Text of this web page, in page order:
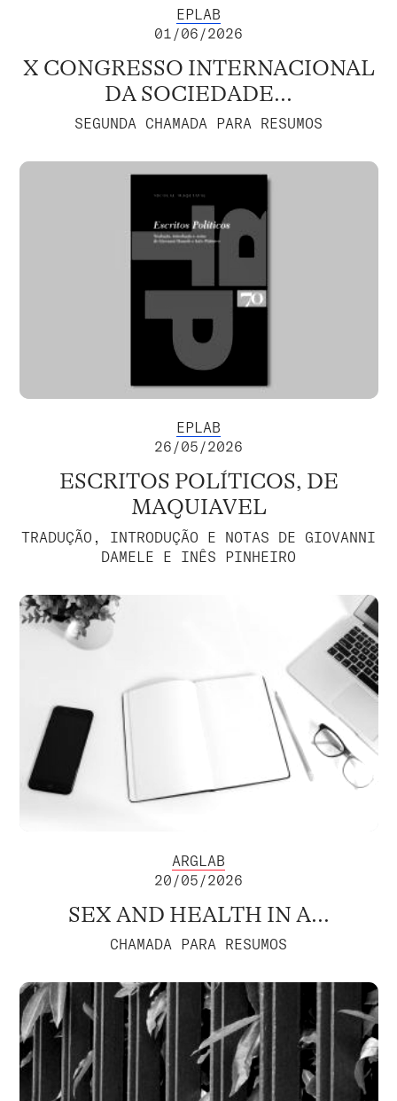
EPLAB
01/06/2026
X CONGRESSO INTERNACIONAL
DA SOCIEDADE...
SEGUNDA CHAMADA PARA RESUMOS
EPLAB
26/05/2026
ESCRITOS POLÍTICOS, DE
MAQUIAVEL
TRADUÇÃO, INTRODUÇÃO E NOTAS DE GIOVANNI
DAMELE E INÊS PINHEIRO
ARGLAB
20/05/2026
SEX AND HEALTH IN A...
CHAMADA PARA RESUMOS